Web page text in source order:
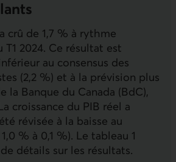
crû de 1,7 % à rythme
T1 2024. Ce résultat est
au consensus des
(2,2 %) et à la prévision plus
la Banque du Canada (BdC),
croissance du PIB réel a
révisée à la baisse au
% à 0,1 %). Le tableau 1
détails sur les résultats.